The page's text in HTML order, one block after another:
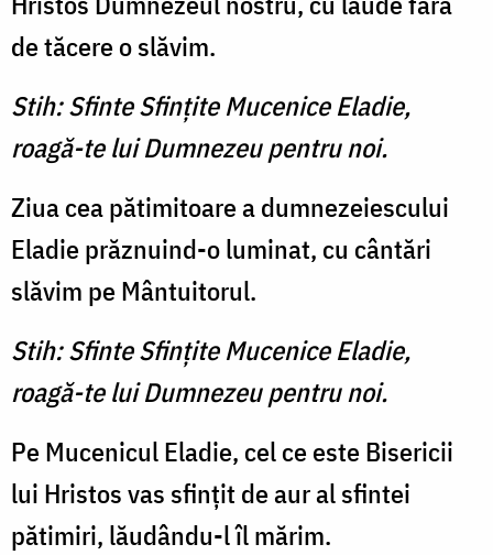
de tăcere o slăvim.
Stih: Sfinte Sfinţite Mucenice Eladie,
roagă-te lui Dumnezeu pentru noi.
Ziua cea pătimitoare a dumnezeiescului
Eladie prăznuind-o luminat, cu cântări
slăvim pe Mântuitorul.
Stih: Sfinte Sfinţite Mucenice Eladie,
roagă-te lui Dumnezeu pentru noi.
Pe Mucenicul Eladie, cel ce este Bisericii
lui Hristos vas sfinţit de aur al sfintei
pătimiri, lăudându-l îl mărim.